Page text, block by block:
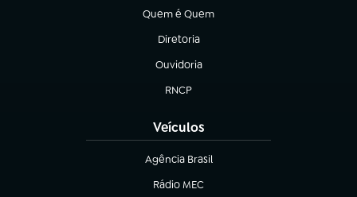
Quem é Quem
(abre em nova aba)
Diretoria
(abre em nova aba)
Ouvidoria
(abre em nova aba)
RNCP
(abre em nova aba)
Veículos
Agência Brasil
(abre em nova aba)
Rádio MEC
(abre em nova aba)